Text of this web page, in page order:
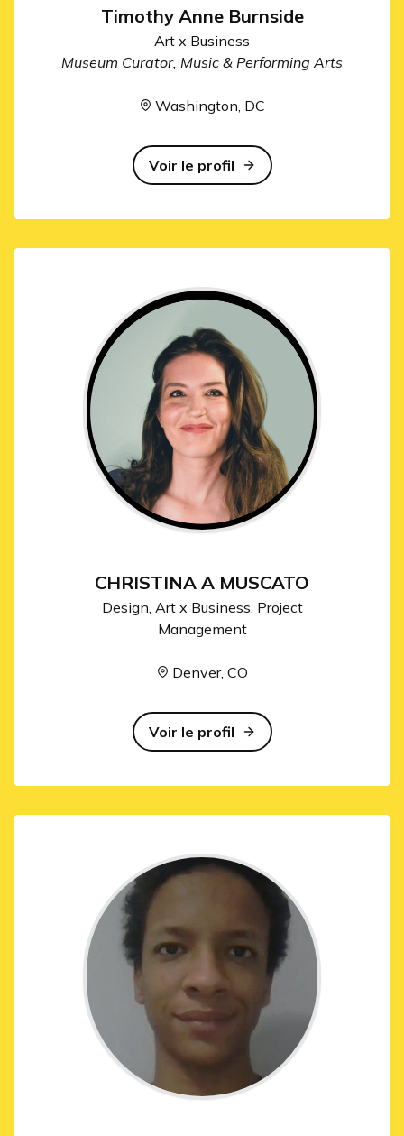
Timothy Anne Burnside
Art x Business
Museum Curator, Music & Performing Arts
Washington, DC
Voir le profil
CHRISTINA A MUSCATO
Design, Art x Business, Project
Management
Denver, CO
Voir le profil